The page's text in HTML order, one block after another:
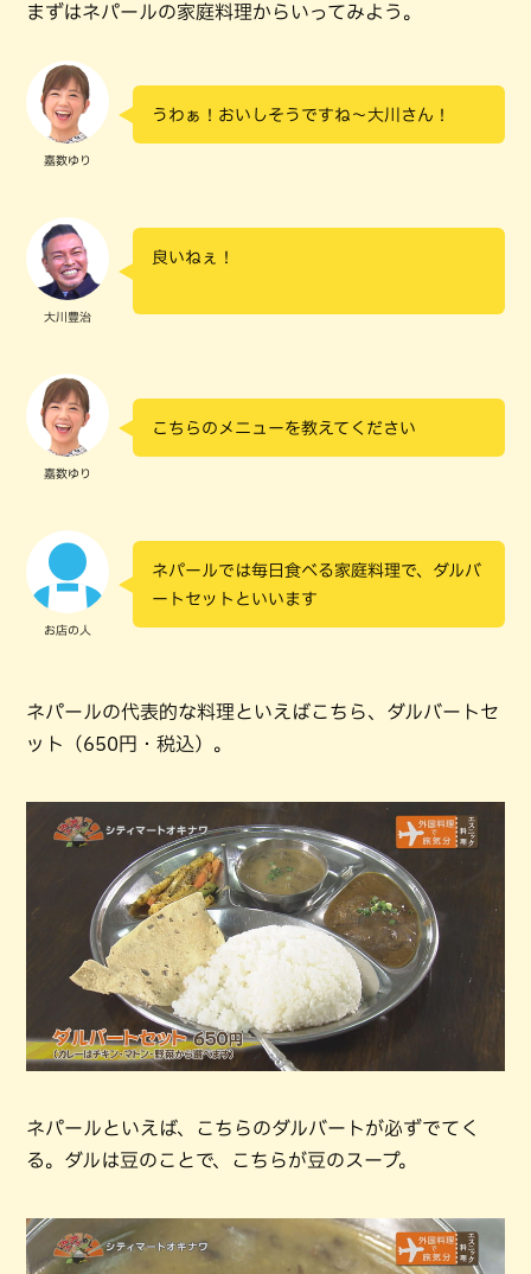
まずはネパールの家庭料理からいってみよう。
嘉数ゆり
うわぁ！おいしそうですね～大川さん！
大川豊治
良いねぇ！
嘉数ゆり
こちらのメニューを教えてください
お店の人
ネパールでは毎日食べる家庭料理で、ダルバ
ートセットといいます
ネパールの代表的な料理といえばこちら、ダルバートセ
ット（650円・税込）。
ネパールといえば、こちらのダルバートが必ずでてく
る。ダルは豆のことで、こちらが豆のスープ。